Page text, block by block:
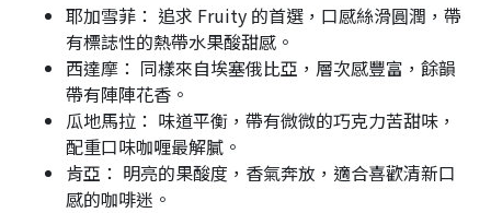
耶加雪菲： 追求 Fruity 的首選，口感絲滑圓潤，帶
有標誌性的熱帶水果酸甜感。
西達摩： 同樣來自埃塞俄比亞，層次感豐富，餘韻
帶有陣陣花香。
瓜地馬拉： 味道平衡，帶有微微的巧克力苦甜味，
配重口味咖喱最解膩。
肯亞： 明亮的果酸度，香氣奔放，適合喜歡清新口
感的咖啡迷。